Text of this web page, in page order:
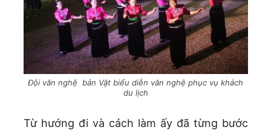
Đội văn nghệ bản Vặt biểu diễn văn nghệ phục vụ khách
du lịch
Từ hướng đi và cách làm ấy đã từng bước